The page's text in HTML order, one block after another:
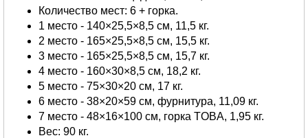
Количество мест: 6 + горка.
1 место - 140×25,5×8,5 см, 11,5 кг.
2 место - 165×25,5×8,5 см, 15,5 кг.
3 место - 165×25,5×8,5 см, 15,7 кг.
4 место - 160×30×8,5 см, 18,2 кг.
5 место - 75×30×20 см, 17 кг.
6 место - 38×20×59 см, фурнитура, 11,09 кг.
7 место - 48×16×100 см, горка TOBA, 1,95 кг.
Вес: 90 кг.